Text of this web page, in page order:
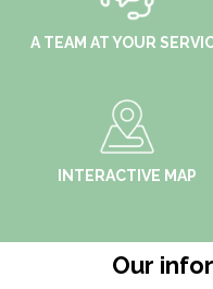
A TEAM AT YOUR
INTERACTIVE MAP
Our